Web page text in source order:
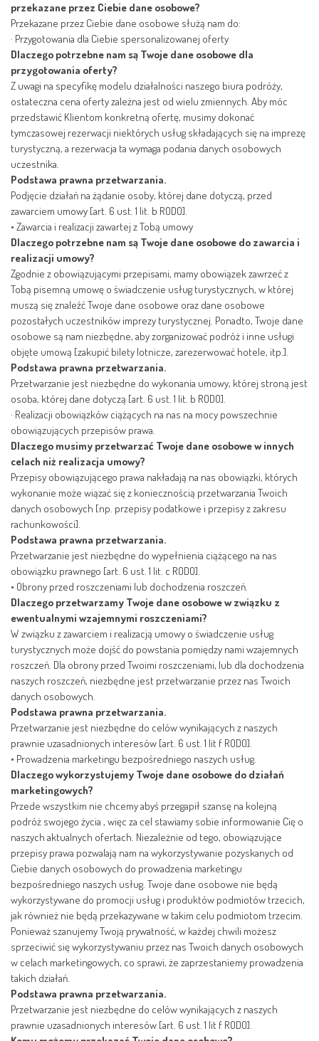
przekazane przez Ciebie dane osobowe?
Przekazane przez Ciebie dane osobowe służą nam do:
· Przygotowania dla Ciebie spersonalizowanej oferty
Dlaczego potrzebne nam są Twoje dane osobowe dla
przygotowania oferty?
Z uwagi na specyfikę modelu działalności naszego biura podróży,
ostateczna cena oferty zależna jest od wielu zmiennych. Aby móc
przedstawić Klientom konkretną ofertę, musimy dokonać
tymczasowej rezerwacji niektórych usług składających się na imprezę
turystyczną, a rezerwacja ta wymaga podania danych osobowych
uczestnika.
Podstawa prawna przetwarzania.
Podjęcie działań na żądanie osoby, której dane dotyczą, przed
zawarciem umowy [art. 6 ust. 1 lit. b RODO].
• Zawarcia i realizacji zawartej z Tobą umowy
Dlaczego potrzebne nam są Twoje dane osobowe do zawarcia i
realizacji umowy?
Zgodnie z obowiązującymi przepisami, mamy obowiązek zawrzeć z
Tobą pisemną umowę o świadczenie usług turystycznych, w której
muszą się znaleźć Twoje dane osobowe oraz dane osobowe
pozostałych uczestników imprezy turystycznej. Ponadto, Twoje dane
osobowe są nam niezbędne, aby zorganizować podróż i inne usługi
objęte umową [zakupić bilety lotnicze, zarezerwować hotele, itp.].
Podstawa prawna przetwarzania.
Przetwarzanie jest niezbędne do wykonania umowy, której stroną jest
osoba, której dane dotyczą [art. 6 ust. 1 lit. b RODO].
· Realizacji obowiązków ciążących na nas na mocy powszechnie
obowiązujących przepisów prawa.
Dlaczego musimy przetwarzać Twoje dane osobowe w innych
celach niż realizacja umowy?
Przepisy obowiązującego prawa nakładają na nas obowiązki, których
wykonanie może wiązać się z koniecznością przetwarzania Twoich
danych osobowych [np. przepisy podatkowe i przepisy z zakresu
rachunkowości].
Podstawa prawna przetwarzania.
Przetwarzanie jest niezbędne do wypełnienia ciążącego na nas
obowiązku prawnego [art. 6 ust. 1 lit. c RODO].
• Obrony przed roszczeniami lub dochodzenia roszczeń.
Dlaczego przetwarzamy Twoje dane osobowe w związku z
ewentualnymi wzajemnymi roszczeniami?
W związku z zawarciem i realizacją umowy o świadczenie usług
turystycznych może dojść do powstania pomiędzy nami wzajemnych
roszczeń. Dla obrony przed Twoimi roszczeniami, lub dla dochodzenia
naszych roszczeń, niezbędne jest przetwarzanie przez nas Twoich
danych osobowych.
Podstawa prawna przetwarzania.
Przetwarzanie jest niezbędne do celów wynikających z naszych
prawnie uzasadnionych interesów [art. 6 ust. 1 lit f RODO].
• Prowadzenia marketingu bezpośredniego naszych usług.
Dlaczego wykorzystujemy Twoje dane osobowe do działań
marketingowych?
Przede wszystkim nie chcemy abyś przegapił szansę na kolejną
podróż swojego życia , więc za cel stawiamy sobie informowanie Cię o
naszych aktualnych ofertach. Niezależnie od tego, obowiązujące
przepisy prawa pozwalają nam na wykorzystywanie pozyskanych od
Ciebie danych osobowych do prowadzenia marketingu
bezpośredniego naszych usług. Twoje dane osobowe nie będą
wykorzystywane do promocji usług i produktów podmiotów trzecich,
jak również nie będą przekazywane w takim celu podmiotom trzecim.
Ponieważ szanujemy Twoją prywatność, w każdej chwili możesz
sprzeciwić się wykorzystywaniu przez nas Twoich danych osobowych
w celach marketingowych, co sprawi, że zaprzestaniemy prowadzenia
takich działań.
Podstawa prawna przetwarzania.
Przetwarzanie jest niezbędne do celów wynikających z naszych
prawnie uzasadnionych interesów [art. 6 ust. 1 lit f RODO].